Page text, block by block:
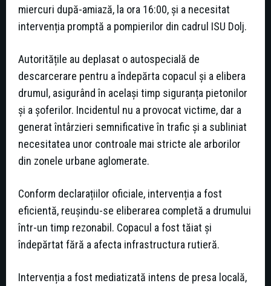
miercuri după-amiază, la ora 16:00, și a necesitat
intervenția promptă a pompierilor din cadrul ISU Dolj.
Autoritățile au deplasat o autospecială de
descarcerare pentru a îndepărta copacul și a elibera
drumul, asigurând în același timp siguranța pietonilor
și a șoferilor. Incidentul nu a provocat victime, dar a
generat întârzieri semnificative în trafic și a subliniat
necesitatea unor controale mai stricte ale arborilor
din zonele urbane aglomerate.
Conform declarațiilor oficiale, intervenția a fost
eficientă, reușindu-se eliberarea completă a drumului
într-un timp rezonabil. Copacul a fost tăiat și
îndepărtat fără a afecta infrastructura rutieră.
Intervenția a fost mediatizată intens de presa locală,